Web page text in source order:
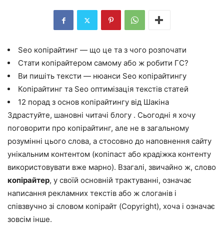
Seo копірайтинг — що це та з чого розпочати
Стати копірайтером самому або ж робити ГС?
Ви пишіть тексти — нюанси Seo копірайтингу
Копірайтинг та Seo оптимізація текстів статей
12 порад з основ копірайтингу від Шакіна
Здрастуйте, шановні читачі блогу . Сьогодні я хочу
поговорити про копірайтинг, але не в загальному
розумінні цього слова, а стосовно до наповнення сайту
унікальним контентом (копіпаст або крадіжка контенту
використовувати вже марно). Взагалі, звичайно ж, слово
копірайтер, у своїй основній трактуванні, означає
написання рекламних текстів або ж слоганів і
співзвучно зі словом копірайт (Copyright), хоча і означає
зовсім інше.